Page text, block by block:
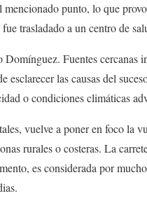
punto, lo que
trasladado a un centro de
Fuentes cercanas
esclarecer las causas del
o condiciones climáticas
vuelve a poner en foco la
rurales o costeras. La
es considerada por